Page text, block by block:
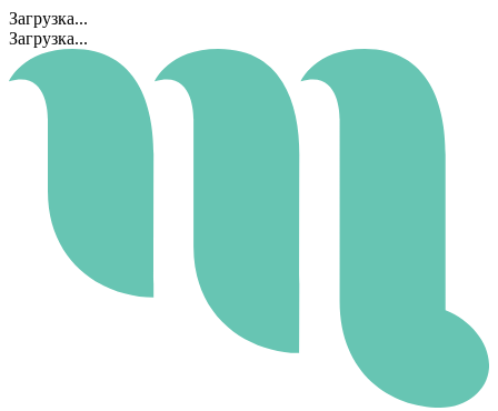
Загрузка...
Загрузка...